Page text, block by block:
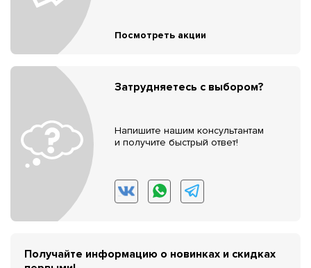
Посмотреть акции
Затрудняетесь с выбором?
Напишите нашим консультантам
и получите быстрый ответ!
Получайте информацию о новинках и скидках